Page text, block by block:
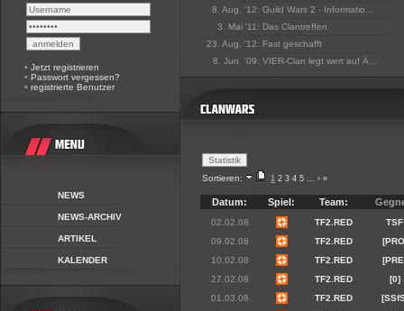
• Jetzt registrieren
• Passwort vergessen?
• registrierte Benutzer
NEWS
NEWS-ARCHIV
ARTIKEL
KALENDER
8. Aug. '12: Guild Wars 2 - Informatio...
3. Mai '11: Das Clantreffen
23. Aug. '12: Fast geschafft
8. Jun. '09: VIER-Clan legt wert auf Ä...
Sortieren: 1 2 3 4 5 ... › »
Datum: Spiel: Team:
02.02.08 TF2.RED
TSF
09.02.08
TF2.RED
10.02.08
TF2.RED
27.02.08
TF2.RED
[0]
01.03.08
TF2.RED